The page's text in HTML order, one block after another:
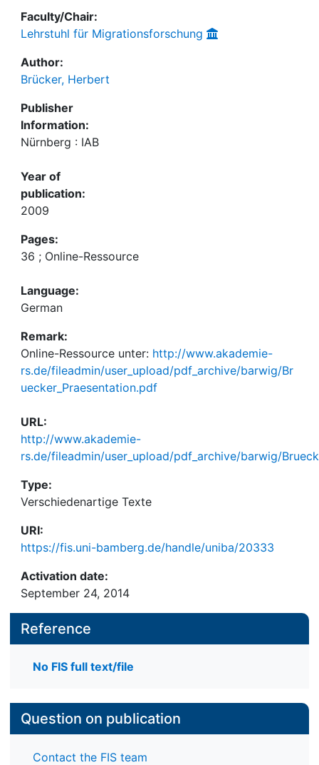
Faculty/Chair:
Lehrstuhl für Migrationsforschung
Author:
Brücker, Herbert
Publisher
Information:
Nürnberg : IAB
Year of
publication:
2009
Pages:
36 ; Online-Ressource
Language:
German
Remark:
Online-Ressource unter: http://www.akademie-
rs.de/fileadmin/user_upload/pdf_archive/barwig/Br
uecker_Praesentation.pdf
URL:
http://www.akademie-
rs.de/fileadmin/user_upload/pdf_archive/barwig/
Type:
Verschiedenartige Texte
URI:
https://fis.uni-bamberg.de/handle/uniba/20333
Activation date:
September 24, 2014
Reference
No FIS full text/file
Question on publication
Contact the FIS team